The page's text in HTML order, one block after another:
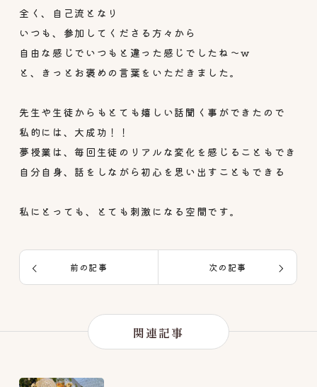
全く、自己流となり
いつも、参加してくださる方々から
自由な感じでいつもと違った感じでしたね〜w
と、きっとお褒めの言葉をいただきました。
先生や生徒からもとても嬉しい話聞く事ができたので
私的には、大成功！！
夢授業は、毎回生徒のリアルな変化を感じることもでき
自分自身、話をしながら初心を思い出すこともできる
私にとっても、とても刺激になる空間です。
前の記事 次の記事
関連記事